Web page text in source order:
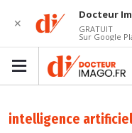
intelligence
✕
Docteur
GRATUIT
Sur Google